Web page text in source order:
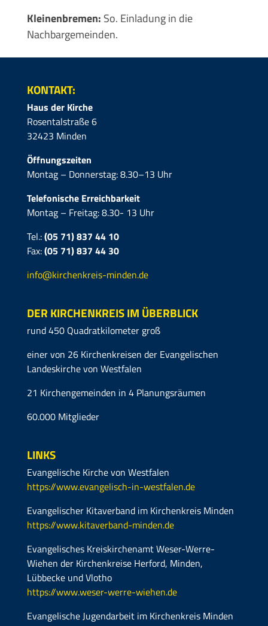
Kleinenbremen: So. Einladung in die
Nachbargemeinden.
KONTAKT:
Haus der Kirche
Rosentalstraße 6
32423 Minden
Öffnungszeiten
Montag – Donnerstag: 8.30–13 Uhr
Telefonische Erreichbarkeit
Montag – Freitag: 8.30- 13 Uhr
Tel.:(05 71) 837 44 10
Fax:(05 71)837 44 30
info@kirchenkreis-minden.de
DER KIRCHENKREIS IM ÜBERBLICK
rund 450 Quadratkilometer groß
einer von 26 Kirchenkreisen der Evangelischen
Landeskirche von Westfalen
21 Kirchengemeinden in 4 Planungsräumen
60.000 Mitglieder
LINKS
Evangelische Kirche von Westfalen
https://www.evangelisch-in-westfalen.de
Evangelischer Kitaverband im Kirchenkreis Minden
https://www.kitaverband-minden.de
Evangelisches Kreiskirchenamt Weser-Werre-
Wiehen der Kirchenkreise Herford, Minden,
Lübbecke und Vlotho
https://www.weser-werre-wiehen.de
Evangelische Jugendarbeit im Kirchenkreis Minden